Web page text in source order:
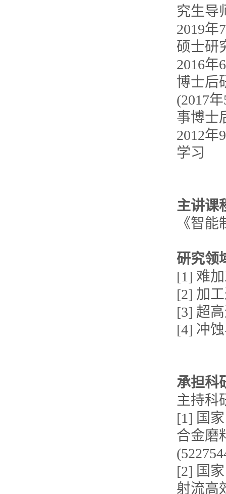
究生导
2019年
硕士研
2016年
博士后
(2017
事博士
2012年
学习
主讲课
《智
研究领
[1] 难
[2] 加
[3] 超
[4] 冲
承担科
主持科
[1] 国
合金磨
[2] 国
射流高